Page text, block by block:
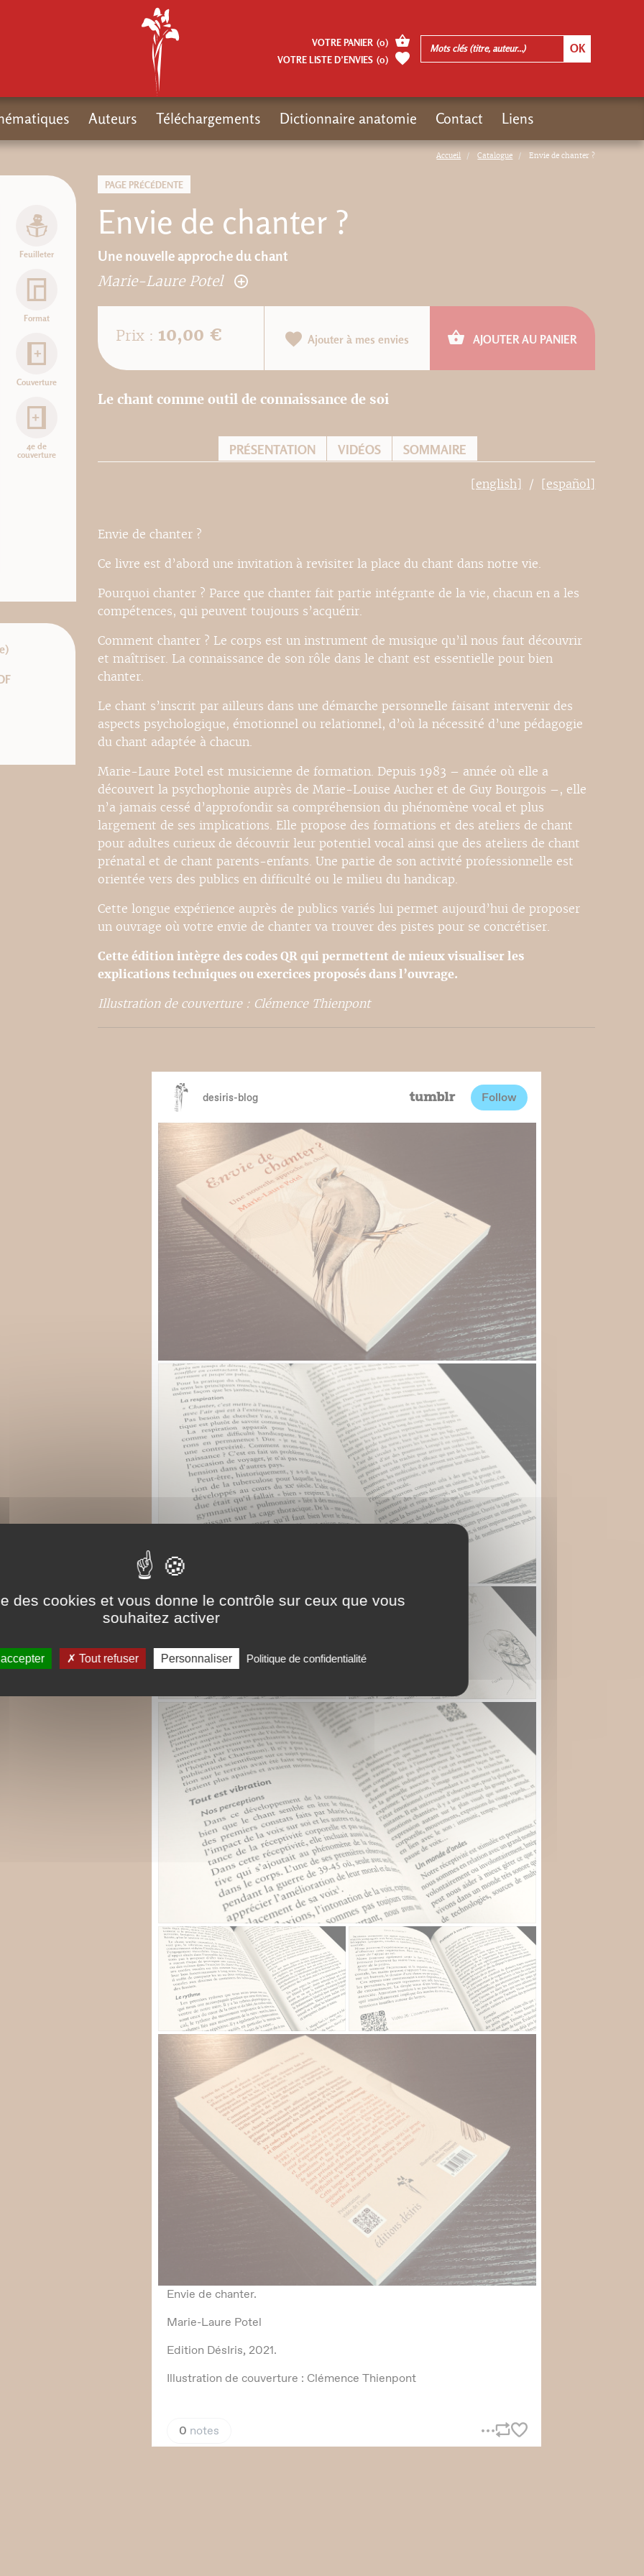
Accueil Catalogue Envie de chanter ?
PAGE PRÉCÉDENTE
Envie de chanter ?
Une nouvelle approche du chant
Marie-Laure Potel
Feuilleter
Format
Couverture
4e de
couverture
Prix : 10,00 € Ajouter à mes envies AJOUTER AU PANIER
Le chant comme outil de connaissance de soi
PRÉSENTATION VIDÉOS SOMMAIRE
[english] [español]
Envie de chanter ?
Ce livre est d’abord une invitation à revisiter la place du chant dans notre vie.
Pourquoi chanter ? Parce que chanter fait partie intégrante de la vie, chacun en a les
compétences, qui peuvent toujours s’acquérir.
Comment chanter ? Le corps est un instrument de musique qu’il nous faut découvrir
et maîtriser. La connaissance de son rôle dans le chant est essentielle pour bien
chanter.
Le chant s’inscrit par ailleurs dans une démarche personnelle faisant intervenir des
aspects psychologique, émotionnel ou relationnel, d’où la nécessité d’une pédagogie
du chant adaptée à chacun.
Marie-Laure Potel est musicienne de formation. Depuis 1983 – année où elle a
découvert la psychophonie auprès de Marie-Louise Aucher et de Guy Bourgois –, elle
n’a jamais cessé d’approfondir sa compréhension du phénomène vocal et plus
largement de ses implications. Elle propose des formations et des ateliers de chant
pour adultes curieux de découvrir leur potentiel vocal ainsi que des ateliers de chant
prénatal et de chant parents-enfants. Une partie de son activité professionnelle est
orientée vers des publics en difficulté ou le milieu du handicap.
Cette longue expérience auprès de publics variés lui permet aujourd’hui de proposer
un ouvrage où votre envie de chanter va trouver des pistes pour se concrétiser.
Cette édition intègre des codes QR qui permettent de mieux visualiser les
explications techniques ou exercices proposés dans l’ouvrage.
Illustration de couverture : Clémence Thienpont
VOTRE PANIER (0)
VOTRE LISTE D’ENVIES (0)
Auteurs Téléchargements Dictionnaire anatomie Contact Liens
des cookies et vous donne le contrôle sur ceux que vous
souhaitez activer
Tout refuser Personnaliser Politique de confidentialité